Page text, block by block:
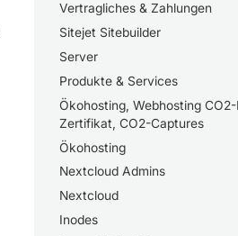
Vertragliches & Zahlungen
Sitejet Sitebuilder
Server
Produkte & Services
Ökohosting, Webhosting CO2-
Zertifikat, CO2-Captures
Ökohosting
Nextcloud Admins
Nextcloud
Inodes